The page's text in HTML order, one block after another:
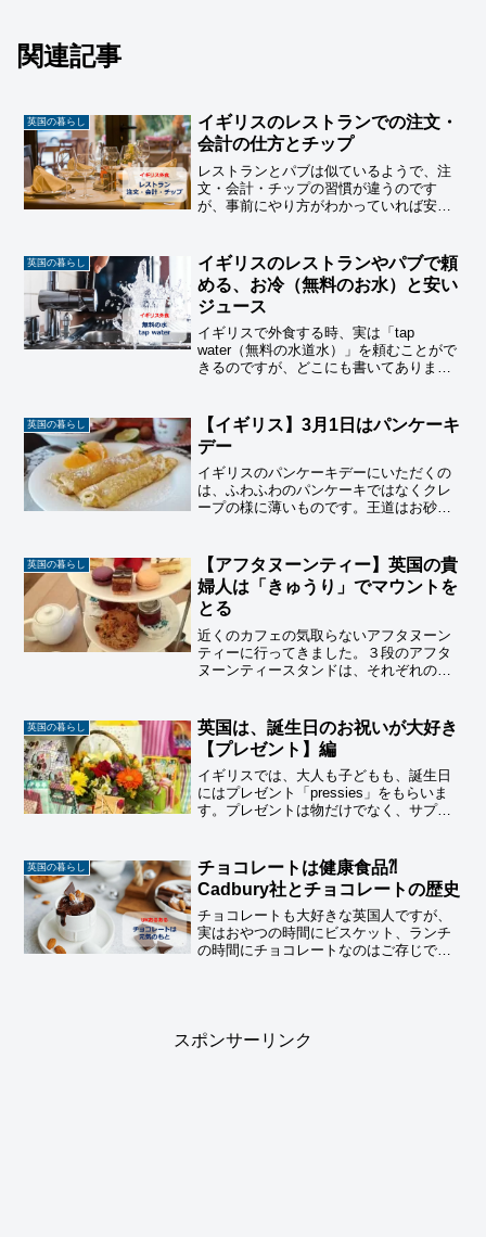
関連記事
英国の暮らし
イギリスのレストランでの注文・
会計の仕方とチップ
レストランとパブは似ているようで、注
文・会計・チップの習慣が違うのです
が、事前にやり方がわかっていれば安心
ップについてご紹介しています。
英国の暮らし
イギリスのレストランやパブで頼
める、お冷（無料のお水）と安い
ジュース
イギリスで外食する時、実は「tap
water（無料の水道水）」を頼むことがで
きるのですが、どこにも書いてありませ
レーズと共にご紹介しています。
英国の暮らし
【イギリス】3月1日はパンケーキ
デー
イギリスのパンケーキデーにいただくの
は、ふわふわのパンケーキではなくクレ
ープの様に薄いものです。王道はお砂糖
なってきました。
英国の暮らし
【アフタヌーンティー】英国の貴
婦人は「きゅうり」でマウントを
とる
近くのカフェの気取らないアフタヌーン
ティーに行ってきました。３段のアフタ
ヌーンティースタンドは、それぞれの段
ための「きゅうり」です。
英国の暮らし
英国は、誕生日のお祝いが大好き
【プレゼント】編
イギリスでは、大人も子どもも、誕生日
にはプレゼント「pressies」をもらいま
す。プレゼントは物だけでなく、サプラ
日を楽しみます。
英国の暮らし
チョコレートは健康食品⁈
Cadbury社とチョコレートの歴史
チョコレートも大好きな英国人ですが、
実はおやつの時間にビスケット、ランチ
の時間にチョコレートなのはご存じです
スポンサーリンク